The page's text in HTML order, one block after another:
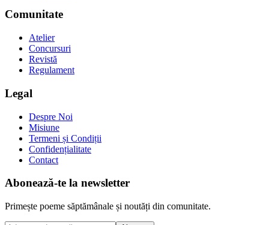
Comunitate
Atelier
Concursuri
Revistă
Regulament
Legal
Despre Noi
Misiune
Termeni și Condiții
Confidențialitate
Contact
Abonează-te la newsletter
Primește poeme săptămânale și noutăți din comunitate.